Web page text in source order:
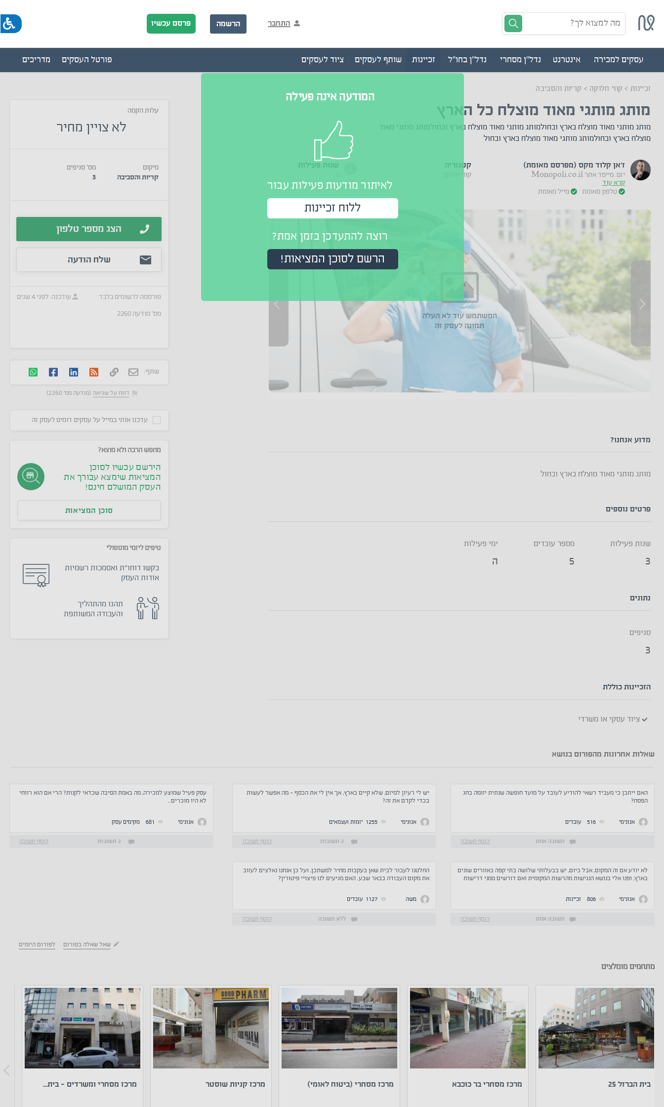
מה למצוא לך? התחבר הרשמה פרסם עכשיו
עסקים למכירה אינטרנט נדל"ן מסחרי נדל"ן בחו"ל זכיינות שותף לעסקים ציוד לעסקים מדריכים פורטל העסקים
המודעה אינה פעילה
לאיתור מודעות פעילות עבור
ללוח זכיינות
רוצה להתעדכן בזמן אמת?
הרשם לסוכן המציאות!
זכיינות> קווי חלוקה > קריות והסביבה
מותג מותגי מאוד מוצלח כל הארץ
מותג מותגי מאוד מוצלח בארץ ובחולמותג מותגי מאוד מוצלח בארץ ובחולמותג מותגי מאוד
מוצלח בארץ ובחולמותג מותגי מאוד מוצלח בארץ ובחול
ז'אן קלוד מקס (מפרסם מאומת)
יזם. מייסד אתר Monopoli.co.il
קרא עוד
טלפון מאומת
מייל מאומת
קטגוריה
קווי חלוקה
שנות פעילות
המשתמש עוד לא העלה
תמונה לעסק זה
מדוע אנחנו?
מותג מותגי מאוד מוצלח בארץ ובחול
פרטים נוספים
שנות פעילות
3
מספר עובדים
5
ימי פעילות
ה
נתונים
סניפים
3
הזכיינות כוללת
ציוד עסקי או משרדי
עלות הקמה
לא צויין מחיר
מיקום
קריות והסביבה
מס' סניפים
3
הצג מספר טלפון
שלח הודעה
פורסמה לרשומים בלבד עודכנה:לפני 4 שנים
מס׳ מודעה
שתף:
דווח על שגיאה (מודעה מס' 2260)
עדכנו אותי במייל על עסקים דומים לעסק זה
מחפש הרבה ולא מוצא?
הירשם עכשיו לסוכן
המציאות שימצא עבורך את
העסק המושלם חינם!
סוכן המציאות
טיפים ליזמי מונופולי
בקשו דוחו״ת ואסמכות רשמיות
אודות העסק
תהנו מהתהליך
והעבודה המשותפת
שאלות אחרונות מהפורום בנושא
האם ייתכן כי מעביד רשאי להודיע לעובד על מועד חופשה שנתית יזומה בחג
הפסח?
אנונימי 516 עובדים
תשובה אחת הוסף תשובה
יש לי רעיון למיזם, שלא קיים בארץ, אך אין לי את הכסף - מה אפשר לעשות
בכדי לקדם את זה?
אנונימי 1255 יזמות ועצמאים
2 תשובות הוסף תשובה
עסק פעיל שמוצע למכירה, מה באמת הסיבה שכדאי לקנות? הרי אם הוא רווחי
לא היו מוכרים..
אנונימי 681 מקימים עסק
2 תשובות הוסף תשובה
לא יודע אם זה המקום, אבל כיום, יש בבעלותי שלושה בתי קפה באזורים שונים
בארץ, ופנו אלי בנושא הנגישות מהרשות המקומית ואם דורשים ממני דרישות
כל הסניפים ברשותי ואין לי זכיינים... האם הדרישה מוצדקת?
אנונימי 806 זכיינות
תשובה אחת הוסף תשובה
החלטנו לעבור לבית שאן בעקבות מחיר למשתכן, ועל כן אנחנו נאלצים לעזוב
את מקום העבודה בבאר שבע. האם מגיעים לנו פיצויי פיטורין?
משה 1127 עובדים
ללא תשובה הוסף תשובה
שאל שאלה בפורום לפורום היזמים
מתחמים מומלצים
בית הברזל 25 מרכז מסחרי בר כוכבא מרכז מסחרי (ביטוח לאומי) מרכז קניות שוסטר מרכז מסחרי ומשרדים - בית...